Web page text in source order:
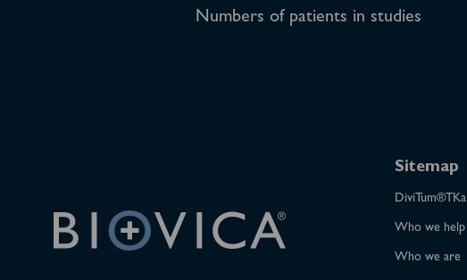
Numbers of patients in studies
Sitemap
DiviTum®TKa
Who we help
Who we are